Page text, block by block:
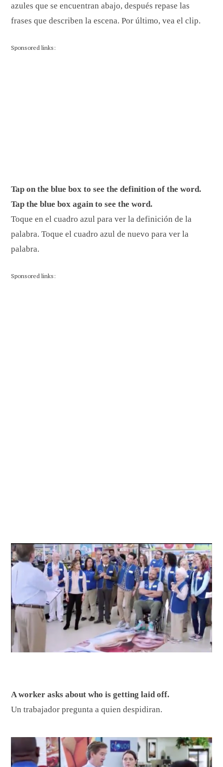
azules que se encuentran abajo, después repase las
frases que describen la escena. Por último, vea el clip.
Sponsored links:
Tap on the blue box to see the definition of the word.
Tap the blue box again to see the word.
Toque en el cuadro azul para ver la definición de la
palabra. Toque el cuadro azul de nuevo para ver la
palabra.
Sponsored links:
A worker asks about who is getting laid off.
Un trabajador pregunta a quien despidiran.